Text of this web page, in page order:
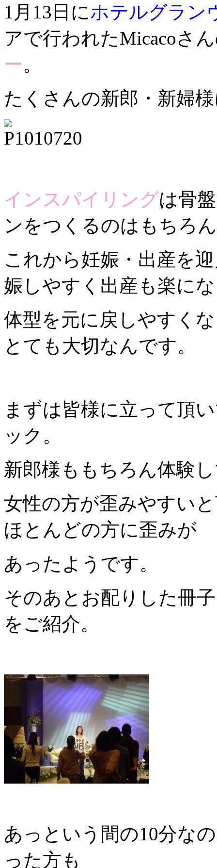
1月13日にホテルグラン
アで行われたMicacoさ
ー。
たくさんの新郎・新婦
インスパイリングは骨
ンをつくるのはもちろ
これから妊娠・出産を
娠しやすく出産も楽に
体型を元に戻しやすく
とても大切なんです。
まずは皆様に立って頂
ック。
新郎様ももちろん体験
女性の方が歪みやすい
ほとんどの方に歪みが
あったようです。
そのあとお配りした冊
をご紹介。
あっという間の10分な
った方も